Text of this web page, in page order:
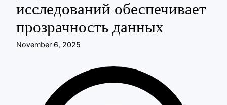
исследований обеспечивает
прозрачность данных
November 6, 2025